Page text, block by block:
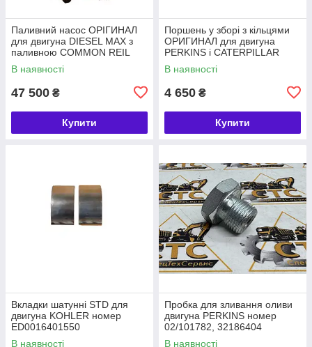
Паливний насос ОРІГИНАЛ
для двигуна DIESEL MAX з
паливною COMMON REIL
номер 320/06620, 28568252
В наявності
47 500 ₴
Купити
Поршень у зборі з кільцями
ОРИГИНАЛ для двигуна
PERKINS і CATERPILLAR
номер 4115P015, 225-5437
В наявності
4 650 ₴
Купити
Вкладки шатунні STD для
двигуна KOHLER номер
ED0016401550
В наявності
Пробка для зливання оливи
двигуна PERKINS номер
02/101782, 32186404
В наявності